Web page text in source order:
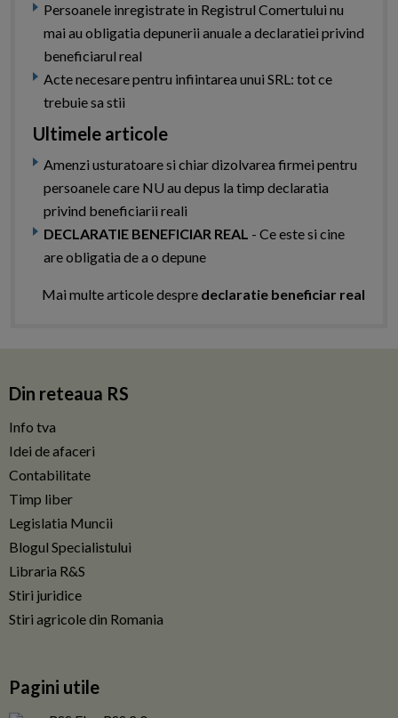
Persoanele inregistrate in Registrul Comertului nu
mai au obligatia depunerii anuale a declaratiei privind
beneficiarul real
Acte necesare pentru infiintarea unui SRL: tot ce
trebuie sa stii
Ultimele articole
Amenzi usturatoare si chiar dizolvarea firmei pentru
persoanele care NU au depus la timp declaratia
privind beneficiarii reali
DECLARATIE BENEFICIAR REAL - Ce este si cine
are obligatia de a o depune
Mai multe articole despre declaratie beneficiar real
Din reteaua RS
Info tva
Idei de afaceri
Contabilitate
Timp liber
Legislatia Muncii
Blogul Specialistului
Libraria R&S
Stiri juridice
Stiri agricole din Romania
Pagini utile